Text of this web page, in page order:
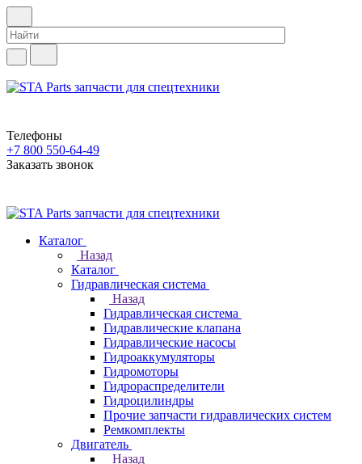
Телефоны
+7 800 550-64-49
Заказать звонок
Каталог
Назад
Каталог
Гидравлическая система
Назад
Гидравлическая система
Гидравлические клапана
Гидравлические насосы
Гидроаккумуляторы
Гидромоторы
Гидрораспределители
Гидроцилиндры
Прочие запчасти гидравлических систем
Ремкомплекты
Двигатель
Назад